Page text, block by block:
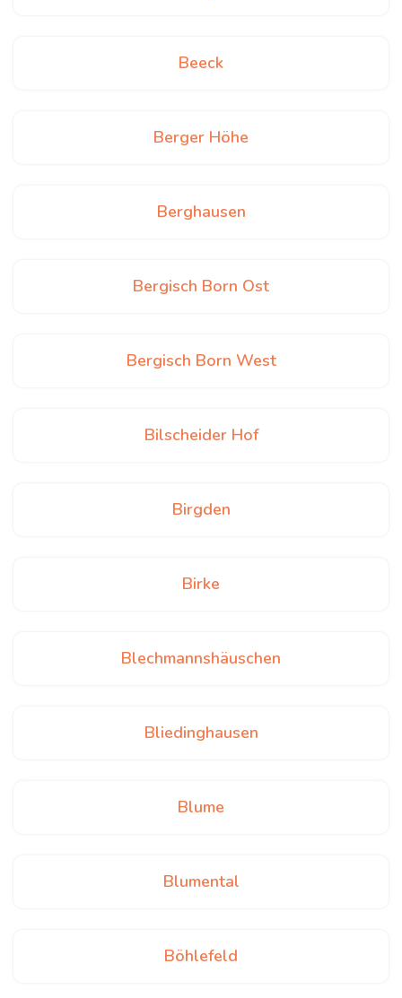
Beeck
Berger Höhe
Berghausen
Bergisch Born Ost
Bergisch Born West
Bilscheider Hof
Birgden
Birke
Blechmannshäuschen
Bliedinghausen
Blume
Blumental
Böhlefeld